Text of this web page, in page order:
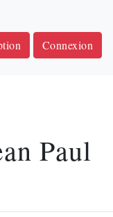
Connexion
Paul